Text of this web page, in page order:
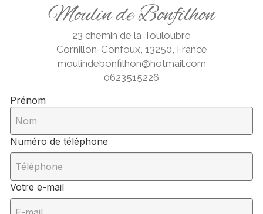
Moulin de Bonfilhon
23 chemin de la Touloubre
Cornillon-Confoux, 13250, France
moulindebonfilhon@hotmail.com
0623515226
Prénom
Numéro de téléphone
Votre e-mail